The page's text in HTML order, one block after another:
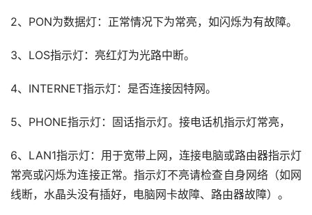
2、PON为数据灯：正常情况下为常亮，如闪烁为有故障。
3、LOS指示灯：亮红灯为光路中断。
4、INTERNET指示灯：是否连接因特网。
5、PHONE指示灯：固话指示灯。接电话机指示灯常亮，
6、LAN1指示灯：用于宽带上网，连接电脑或路由器指示灯
常亮或闪烁为连接正常。指示灯不亮请检查自身网络（如网
线断，水晶头没有插好，电脑网卡故障、路由器故障）。